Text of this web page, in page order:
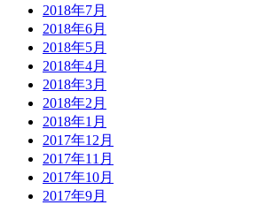
2018年7月
2018年6月
2018年5月
2018年4月
2018年3月
2018年2月
2018年1月
2017年12月
2017年11月
2017年10月
2017年9月